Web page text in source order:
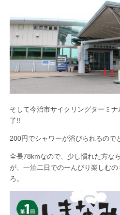
そして今治市サイクリングターミ
了!!
200円でシャワーが浴びられるの
全長78kmなので、少し慣れた方な
が、一泊二日でのーんびり楽しむ
ろ。